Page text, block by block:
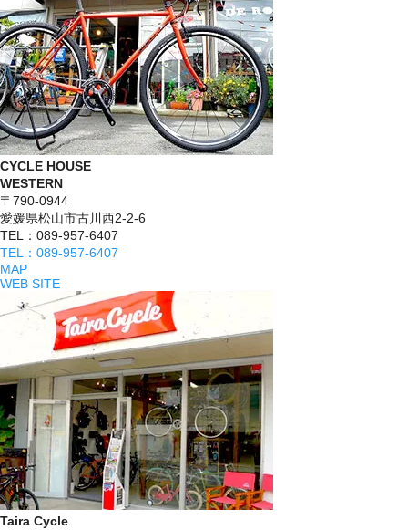
CYCLE HOUSE
WESTERN
〒790-0944
愛媛県松山市古川西2-2-6
TEL：089-957-6407
TEL：089-957-6407
MAP
WEB SITE
Taira Cycle